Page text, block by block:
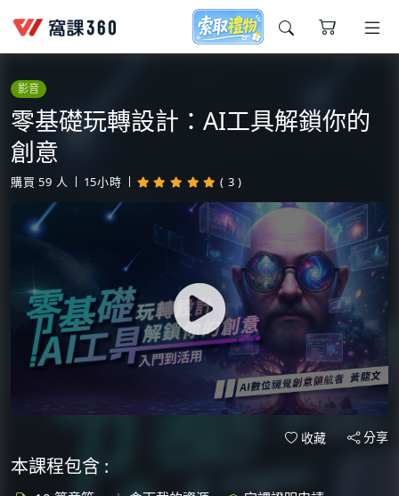
今天想要學什麼?
窩課推薦給您
影音
零基礎玩轉設計：AI工具解鎖你的
創意
購買 59 人 15小時 ( 3 )
收藏 分享
本課程包含 :